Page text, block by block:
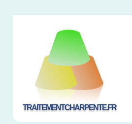
TRAITEMENTCHARPENTE.FR